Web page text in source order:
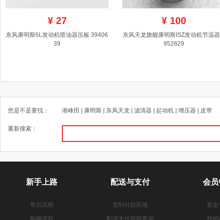
¥27
东风康明斯6L发动机喷油器压板 39406
39
¥ 100
东风天龙旗舰康明斯ISZ发动机节温
952629
您是不是要找： 港峰田 康明斯 东风天龙 滤清器 起动机 增压器 皮带
重新搜索：
新手上路
售后流程
购物流程
配送与支付
货到付款区域
配送支付智能查询
会
资金
我的